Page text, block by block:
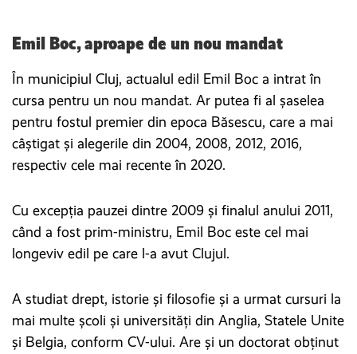
Emil Boc, aproape de un nou mandat
În municipiul Cluj, actualul edil Emil Boc a intrat în
cursa pentru un nou mandat. Ar putea fi al șaselea
pentru fostul premier din epoca Băsescu, care a mai
câștigat și alegerile din 2004, 2008, 2012, 2016,
respectiv cele mai recente în 2020.
Cu excepția pauzei dintre 2009 și finalul anului 2011,
când a fost prim-ministru, Emil Boc este cel mai
longeviv edil pe care l-a avut Clujul.
A studiat drept, istorie și filosofie și a urmat cursuri la
mai multe școli și universități din Anglia, Statele Unite
și Belgia, conform CV-ului. Are și un doctorat obținut